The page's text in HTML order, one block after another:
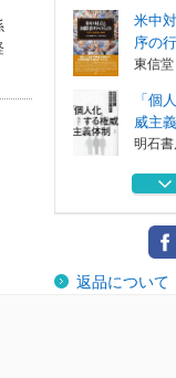
米中
序の
東信堂
「個
威主
明石書
詳説
変形
関節温
返品について